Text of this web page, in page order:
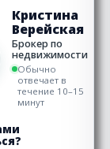
Кристина
Верейская
Брокер по
недвижимости
Обычно
отвечает в
течение 10–15
минут